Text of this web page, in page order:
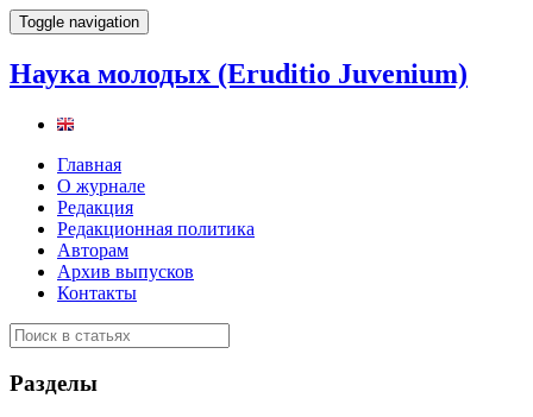
Toggle navigation
Наука молодых (Eruditio Juvenium)
Главная
О журнале
Редакция
Редакционная политика
Авторам
Архив выпусков
Контакты
Разделы